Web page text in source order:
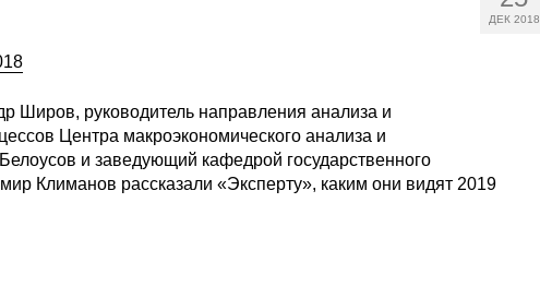
ДЕК 2018
Широв, руководитель направления анализа и
Центра макроэкономического анализа и
и заведующий кафедрой государственного
Климанов рассказали «Эксперту», каким они видят 2019